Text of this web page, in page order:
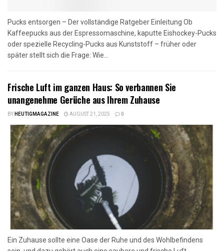
Pucks entsorgen – Der vollständige Ratgeber Einleitung Ob
Kaffeepucks aus der Espressomaschine, kaputte Eishockey-Pucks
oder spezielle Recycling-Pucks aus Kunststoff – früher oder
später stellt sich die Frage: Wie...
Frische Luft im ganzen Haus: So verbannen Sie
unangenehme Gerüche aus Ihrem Zuhause
BYHEUTIGMAGAZINE AUGUST 21, 2025 0
Ein Zuhause sollte eine Oase der Ruhe und des Wohlbefindens